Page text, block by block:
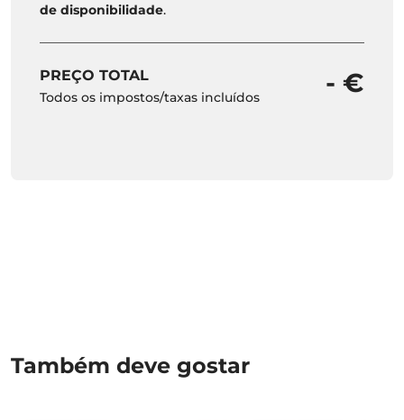
de disponibilidade.
PREÇO TOTAL
Todos os impostos/taxas incluídos - €
Também deve gostar